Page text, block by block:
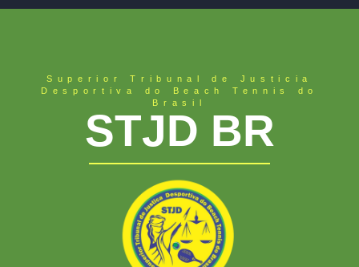
Superior Tribunal de Justicia
Desportiva do Beach Tennis do
Brasil
STJD BR